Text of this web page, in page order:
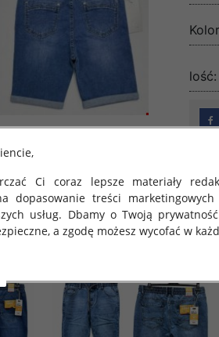
lość:
Ci coraz lepsze materiały
dopasowanie treści
usług. Dbamy o Twoją
a zgodę możesz wycofać w
obowiązuje Rozporządzenie
ochrony osób fizycznych w związku
takich danych oraz uchylenia
o Ochronie Danych").
danych oraz zasadach, na jakich